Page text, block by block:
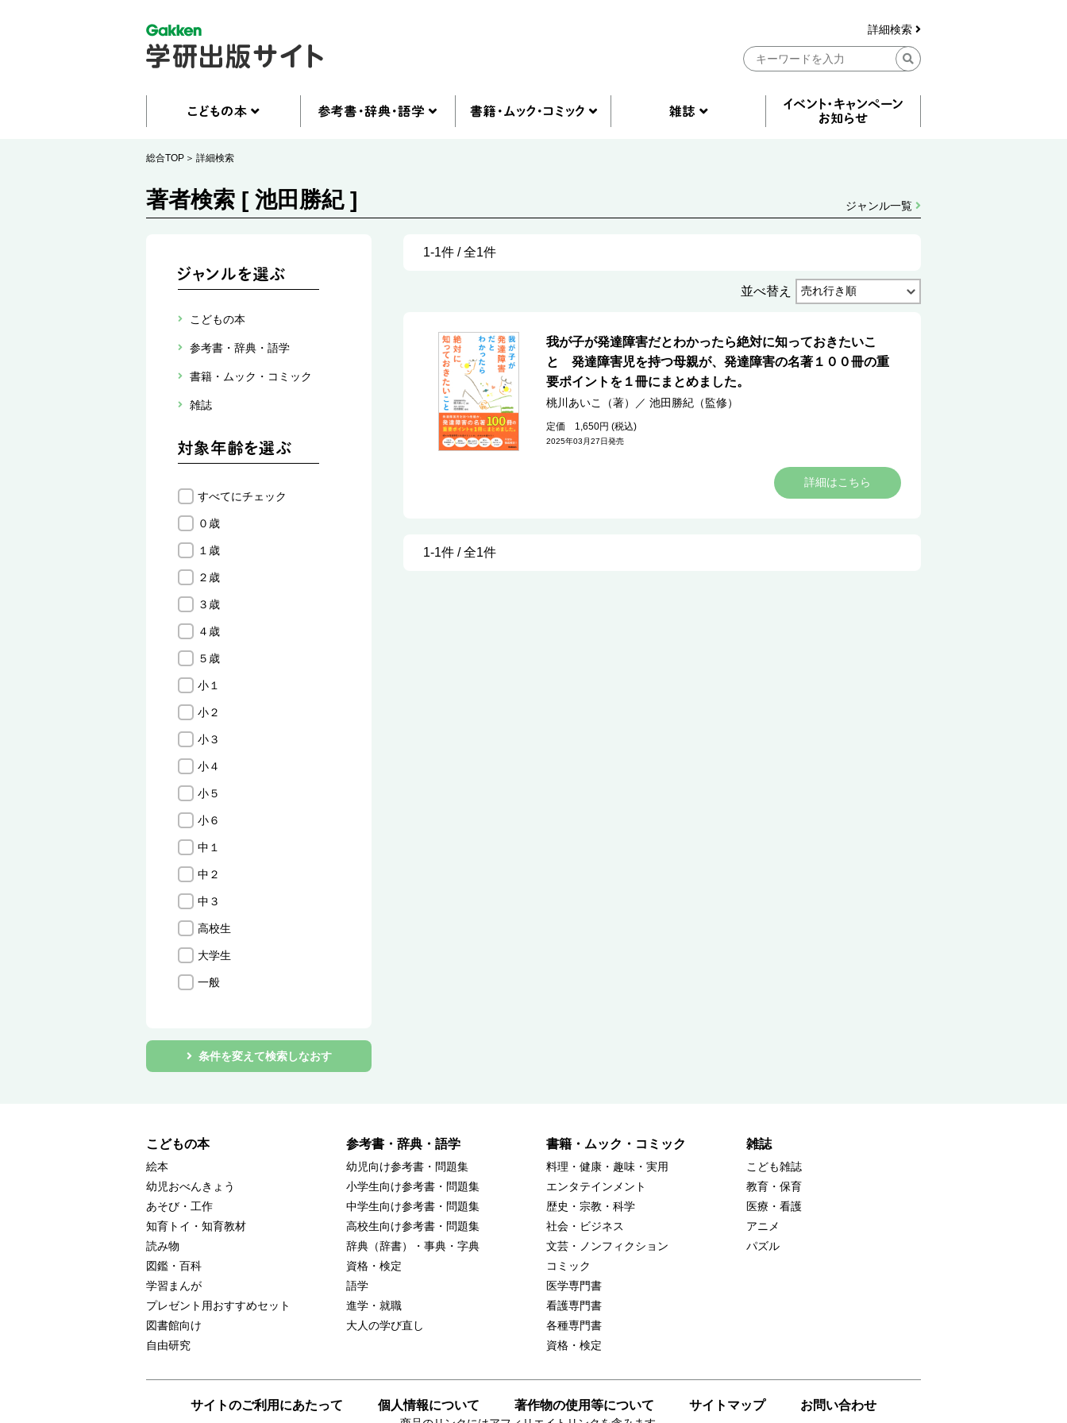
詳細検索
総合TOP 詳細検索
著者検索 [ 池田勝紀 ] ジャンル一覧
こどもの本
参考書・辞典・語学
書籍・ムック・コミック
雑誌
すべてにチェック
０歳
１歳
２歳
３歳
４歳
５歳
小１
小２
小３
小４
小５
小６
中１
中２
中３
高校生
大学生
一般
条件を変えて検索しなおす
1-1件 / 全1件
並べ替え
我が子が発達障害だとわかったら絶対に知っておきたいこ
と 発達障害児を持つ母親が、発達障害の名著１００冊の重
要ポイントを１冊にまとめました。
桃川あいこ（著） ／ 池田勝紀（監修）
定価 1,650円 (税込)
2025年03月27日発売
詳細はこちら
1-1件 / 全1件
こどもの本
絵本
幼児おべんきょう
あそび・工作
知育トイ・知育教材
読み物
図鑑・百科
学習まんが
プレゼント用おすすめセット
図書館向け
自由研究
参考書・辞典・語学
幼児向け参考書・問題集
小学生向け参考書・問題集
中学生向け参考書・問題集
高校生向け参考書・問題集
辞典（辞書）・事典・字典
資格・検定
語学
進学・就職
大人の学び直し
書籍・ムック・コミック
料理・健康・趣味・実用
エンタテインメント
歴史・宗教・科学
社会・ビジネス
文芸・ノンフィクション
コミック
医学専門書
看護専門書
各種専門書
資格・検定
雑誌
こども雑誌
教育・保育
医療・看護
アニメ
パズル
サイトのご利用にあたって 個人情報について 著作物の使用等について サイトマップ お問い合わせ